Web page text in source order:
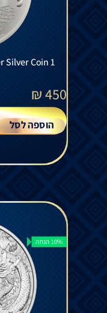
Silver Coin 1
450
₪
הוספה לסל
10% הנחה